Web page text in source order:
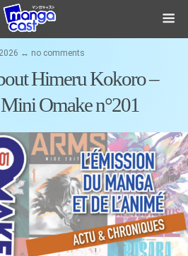
↔ no comments
Himeru Kokoro –
Omake n°201